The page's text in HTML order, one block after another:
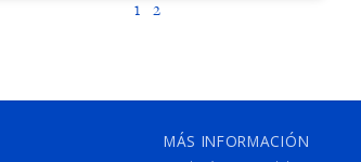
1 2
MÁS INFORMACIÓN